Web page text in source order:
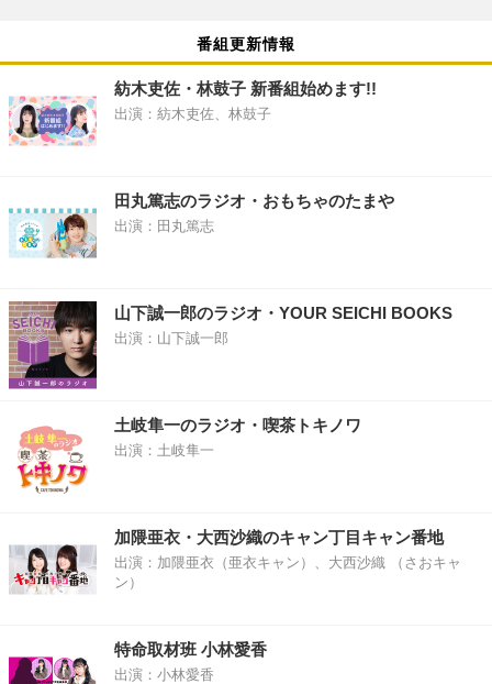
番組更新情報
紡木吏佐・林鼓子 新番組始めます!!
出演：紡木吏佐、林鼓子
田丸篤志のラジオ・おもちゃのたまや
出演：田丸篤志
山下誠一郎のラジオ・YOUR SEICHI BOOKS
出演：山下誠一郎
土岐隼一のラジオ・喫茶トキノワ
出演：土岐隼一
加隈亜衣・大西沙織のキャン丁目キャン番地
出演：加隈亜衣（亜衣キャン）、大西沙織 （さおキャ
ン）
特命取材班 小林愛香
出演：小林愛香